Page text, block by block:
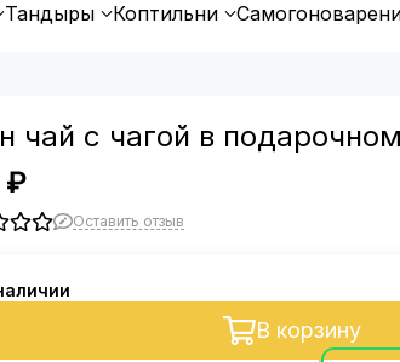
Тандыры Коптильни
чай с чагой в
₽
Оставить отзыв
В корзину